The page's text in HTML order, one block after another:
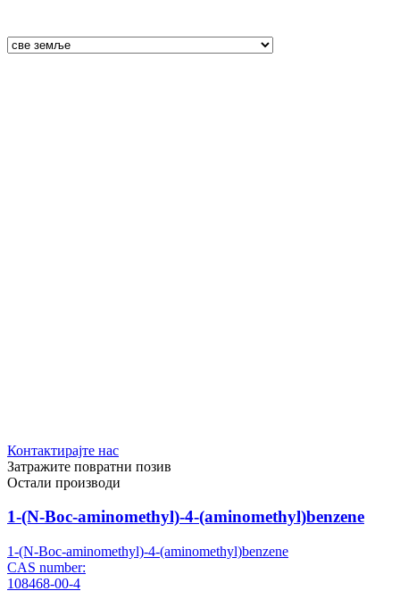
Контактирајте нас
Затражите повратни позив
Остали производи
1-(N-Boc-aminomethyl)-4-(aminomethyl)benzene
1-(N-Boc-aminomethyl)-4-(aminomethyl)benzene
CAS number:
108468-00-4